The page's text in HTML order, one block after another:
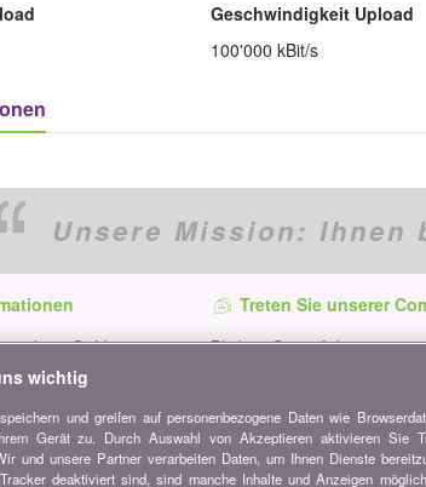
Geschwindigkeit Upload
100'000 kBit/s
Unsere Mission: Ihnen
Geld zu
Vergleiche,
Bereichen
und
Treten Sie unserer
Bleiben Sie auf dem
alle Ratschläge und Tipps
wichtig
und greifen auf personenbezogene Daten wie
Gerät zu. Durch Auswahl von Akzeptieren aktivieren Sie
und unsere Partner verarbeiten Daten, um Ihnen Dienste
deaktiviert sind, sind manche Inhalte und Anzeigen